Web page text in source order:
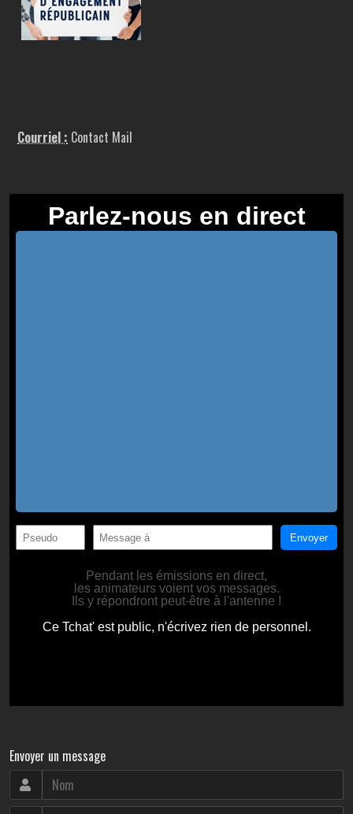
Courriel : Contact Mail
Envoyer un message